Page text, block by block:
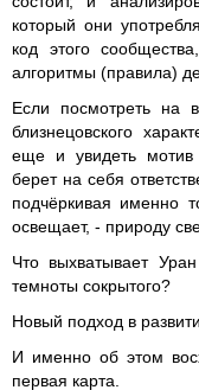
который они
код этого
алгоритмы (правила)
Если посмотреть на
близнецовского
еще и увидеть
берет на себя
подчёркивая именно
освещает, - природу
Что выхватывает
темноты сокрытого?
Новый подход в
И именно об этом
первая карта.